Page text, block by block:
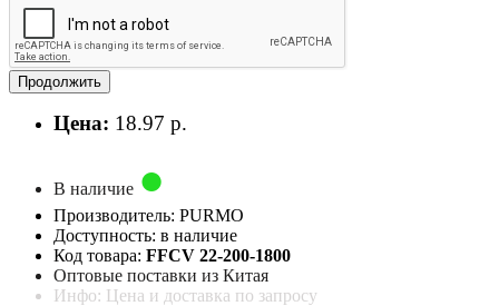
Продолжить
Цена: 18.97 р.
В наличие
Производитель: PURMO
Доступность: в наличие
Код товара: FFCV 22-200-1800
Оптовые поставки из Китая
Инфо: Цена и доставка по запросу